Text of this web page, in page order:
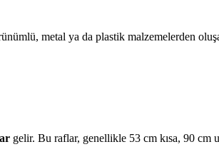
metal ya da plastik malzemelerden
gelir. Bu raflar, genellikle 53 cm kısa, 90 cm